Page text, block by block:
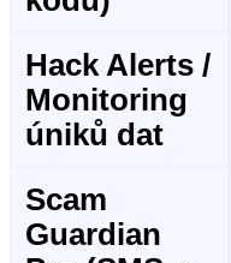
Hack Alerts /
Monitoring
úniků dat
Scam
Guardian